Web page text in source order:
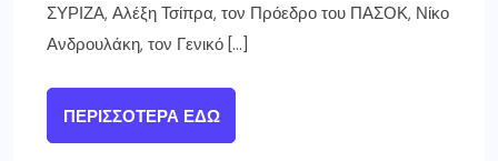
ΣΥΡΙΖΑ, Αλέξη Τσίπρα, τον Πρόεδρο του ΠΑΣΟΚ, Νίκο
Ανδρουλάκη, τον Γενικό […]
ΠΕΡΙΣΣΌΤΕΡΑ ΕΔΏ